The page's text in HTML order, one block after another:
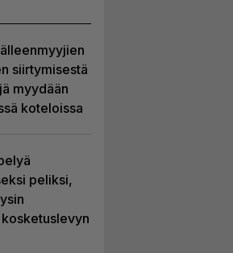
siirtymisestä
myydään
koteloissa
peliksi,
kosketuslevyn